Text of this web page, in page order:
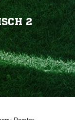
2